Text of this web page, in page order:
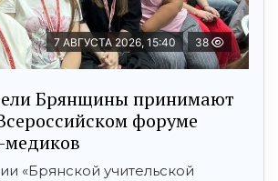
7 АВГУСТА 2026, 15:40 38
Брянщины принимают
форуме
медиков
«Брянской учительской